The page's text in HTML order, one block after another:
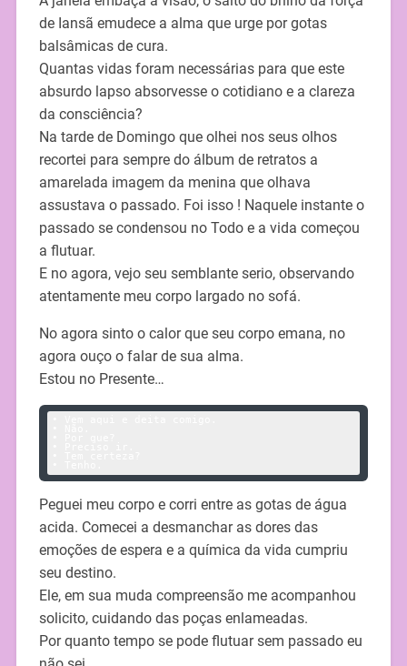
de Iansã emudece a alma que urge por gotas
balsâmicas de cura.
Quantas vidas foram necessárias para que este
absurdo lapso absorvesse o cotidiano e a clareza
da consciência?
Na tarde de Domingo que olhei nos seus olhos
recortei para sempre do álbum de retratos a
amarelada imagem da menina que olhava
assustava o passado. Foi isso ! Naquele instante o
passado se condensou no Todo e a vida começou
a flutuar.
E no agora, vejo seu semblante serio, observando
atentamente meu corpo largado no sofá.
No agora sinto o calor que seu corpo emana, no
agora ouço o falar de sua alma.
Estou no Presente…
Peguei meu corpo e corri entre as gotas de água
acida. Comecei a desmanchar as dores das
emoções de espera e a química da vida cumpriu
seu destino.
Ele, em sua muda compreensão me acompanhou
solicito, cuidando das poças enlameadas.
Por quanto tempo se pode flutuar sem passado eu